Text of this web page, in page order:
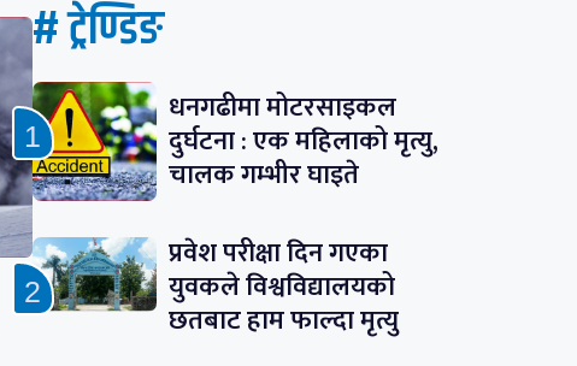
# ट्रेण्डिङ
धनगढीमा मोटरसाइकल
दुर्घटना : एक महिलाको मृत्यु,
चालक गम्भीर घाइते
प्रवेश परीक्षा दिन गएका
युवकले विश्वविद्यालयको
छतबाट हाम फाल्दा मृत्यु